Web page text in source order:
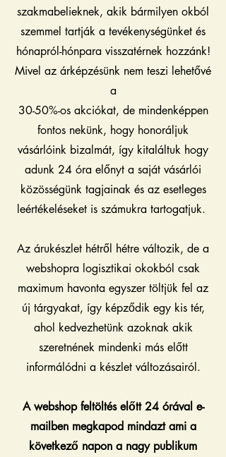
szakmabelieknek, akik bármilyen okból
szemmel tartják a tevékenységünket és
hónapról-hónpara visszatérnek hozzánk!
Mivel az árképzésünk nem teszi lehetővé
a
30-50%-os akciókat, de mindenképpen
fontos nekünk, hogy honoráljuk
vásárlóink bizalmát, így kitaláltuk hogy
adunk 24 óra előnyt a saját vásárlói
közösségünk tagjainak és az esetleges
leértékeléseket is számukra tartogatjuk. ​
Az árukészlet hétről hétre változik, de a
webshopra logisztikai okokból csak
maximum havonta egyszer töltjük fel az
új tárgyakat, így képződik egy kis tér,
ahol kedvezhetünk azoknak akik
szeretnének mindenki más előtt
informálódni a készlet változásairól.
A webshop feltöltés előtt 24 órával e-
mailben megkapod mindazt ami a
következő napon a nagy publikum